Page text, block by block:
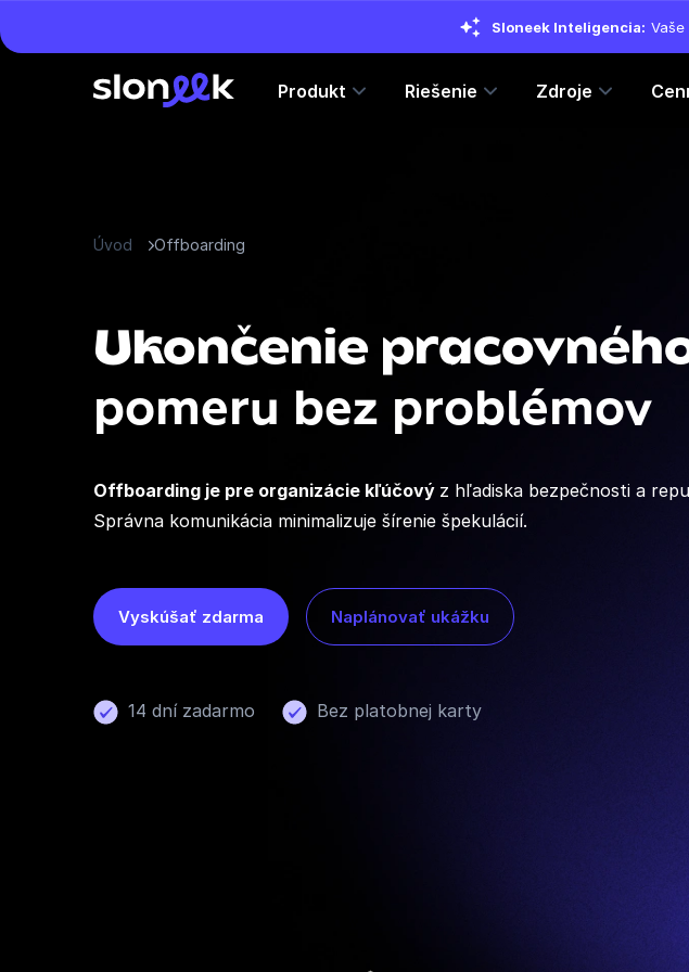
Sloneek Inteligencia: Vaše
Produkt Riešenie Zdroje
Úvod Offboarding
Ukončenie
pomeru bez problémov
Offboarding je pre organizácie kľúčový z hľadiska bezpečnosti a
Správna komunikácia minimalizuje šírenie špekulácií.
Vyskúšať zdarma Naplánovať ukážku
14 dní zadarmo Bez platobnej karty